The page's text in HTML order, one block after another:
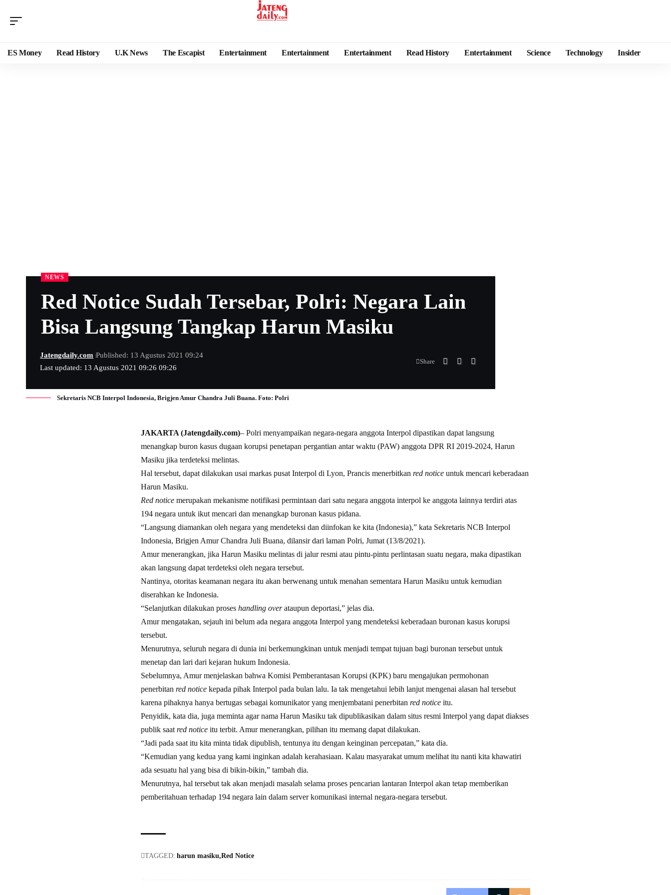
ES Money Read History U.K News The Escapist Entertainment Entertainment Entertainment Read History Entertainment Science Technology Insider
NEWS
Red Notice Sudah Tersebar, Polri: Negara Lain
Bisa Langsung Tangkap Harun Masiku
Last updated: 13 Agustus 2021 09:26 09:26
Jatengdaily.com Published: 13 Agustus 2021 09:24
Share
Sekretaris NCB Interpol Indonesia, Brigjen Amur Chandra Juli Buana. Foto: Polri
JAKARTA (Jatengdaily.com)– Polri menyampaikan negara-negara anggota Interpol dipastikan dapat langsung
menangkap buron kasus dugaan korupsi penetapan pergantian antar waktu (PAW) anggota DPR RI 2019-2024, Harun
Masiku jika terdeteksi melintas.
Hal tersebut, dapat dilakukan usai markas pusat Interpol di Lyon, Prancis menerbitkan red notice untuk mencari keberadaan
Harun Masiku.
Red notice merupakan mekanisme notifikasi permintaan dari satu negara anggota interpol ke anggota lainnya terdiri atas
194 negara untuk ikut mencari dan menangkap buronan kasus pidana.
“Langsung diamankan oleh negara yang mendeteksi dan diinfokan ke kita (Indonesia),” kata Sekretaris NCB Interpol
Indonesia, Brigjen Amur Chandra Juli Buana, dilansir dari laman Polri, Jumat (13/8/2021).
Amur menerangkan, jika Harun Masiku melintas di jalur resmi atau pintu-pintu perlintasan suatu negara, maka dipastikan
akan langsung dapat terdeteksi oleh negara tersebut.
Nantinya, otoritas keamanan negara itu akan berwenang untuk menahan sementara Harun Masiku untuk kemudian
diserahkan ke Indonesia.
“Selanjutkan dilakukan proses handling overataupun deportasi,” jelas dia.
Amur mengatakan, sejauh ini belum ada negara anggota Interpol yang mendeteksi keberadaan buronan kasus korupsi
tersebut.
Menurutnya, seluruh negara di dunia ini berkemungkinan untuk menjadi tempat tujuan bagi buronan tersebut untuk
menetap dan lari dari kejaran hukum Indonesia.
Sebelumnya, Amur menjelaskan bahwa Komisi Pemberantasan Korupsi (KPK) baru mengajukan permohonan
penerbitan red notice kepada pihak Interpol pada bulan lalu. Ia tak mengetahui lebih lanjut mengenai alasan hal tersebut
karena pihaknya hanya bertugas sebagai komunikator yang menjembatani penerbitan red notice itu.
Penyidik, kata dia, juga meminta agar nama Harun Masiku tak dipublikasikan dalam situs resmi Interpol yang dapat diakses
publik saat red notice itu terbit. Amur menerangkan, pilihan itu memang dapat dilakukan.
“Jadi pada saat itu kita minta tidak dipublish, tentunya itu dengan keinginan percepatan,” kata dia.
“Kemudian yang kedua yang kami inginkan adalah kerahasiaan. Kalau masyarakat umum melihat itu nanti kita khawatiri
ada sesuatu hal yang bisa di bikin-bikin,” tambah dia.
Menurutnya, hal tersebut tak akan menjadi masalah selama proses pencarian lantaran Interpol akan tetap memberikan
pemberitahuan terhadap 194 negara lain dalam server komunikasi internal negara-negara tersebut.
TAGGED: harun masiku Red Notice